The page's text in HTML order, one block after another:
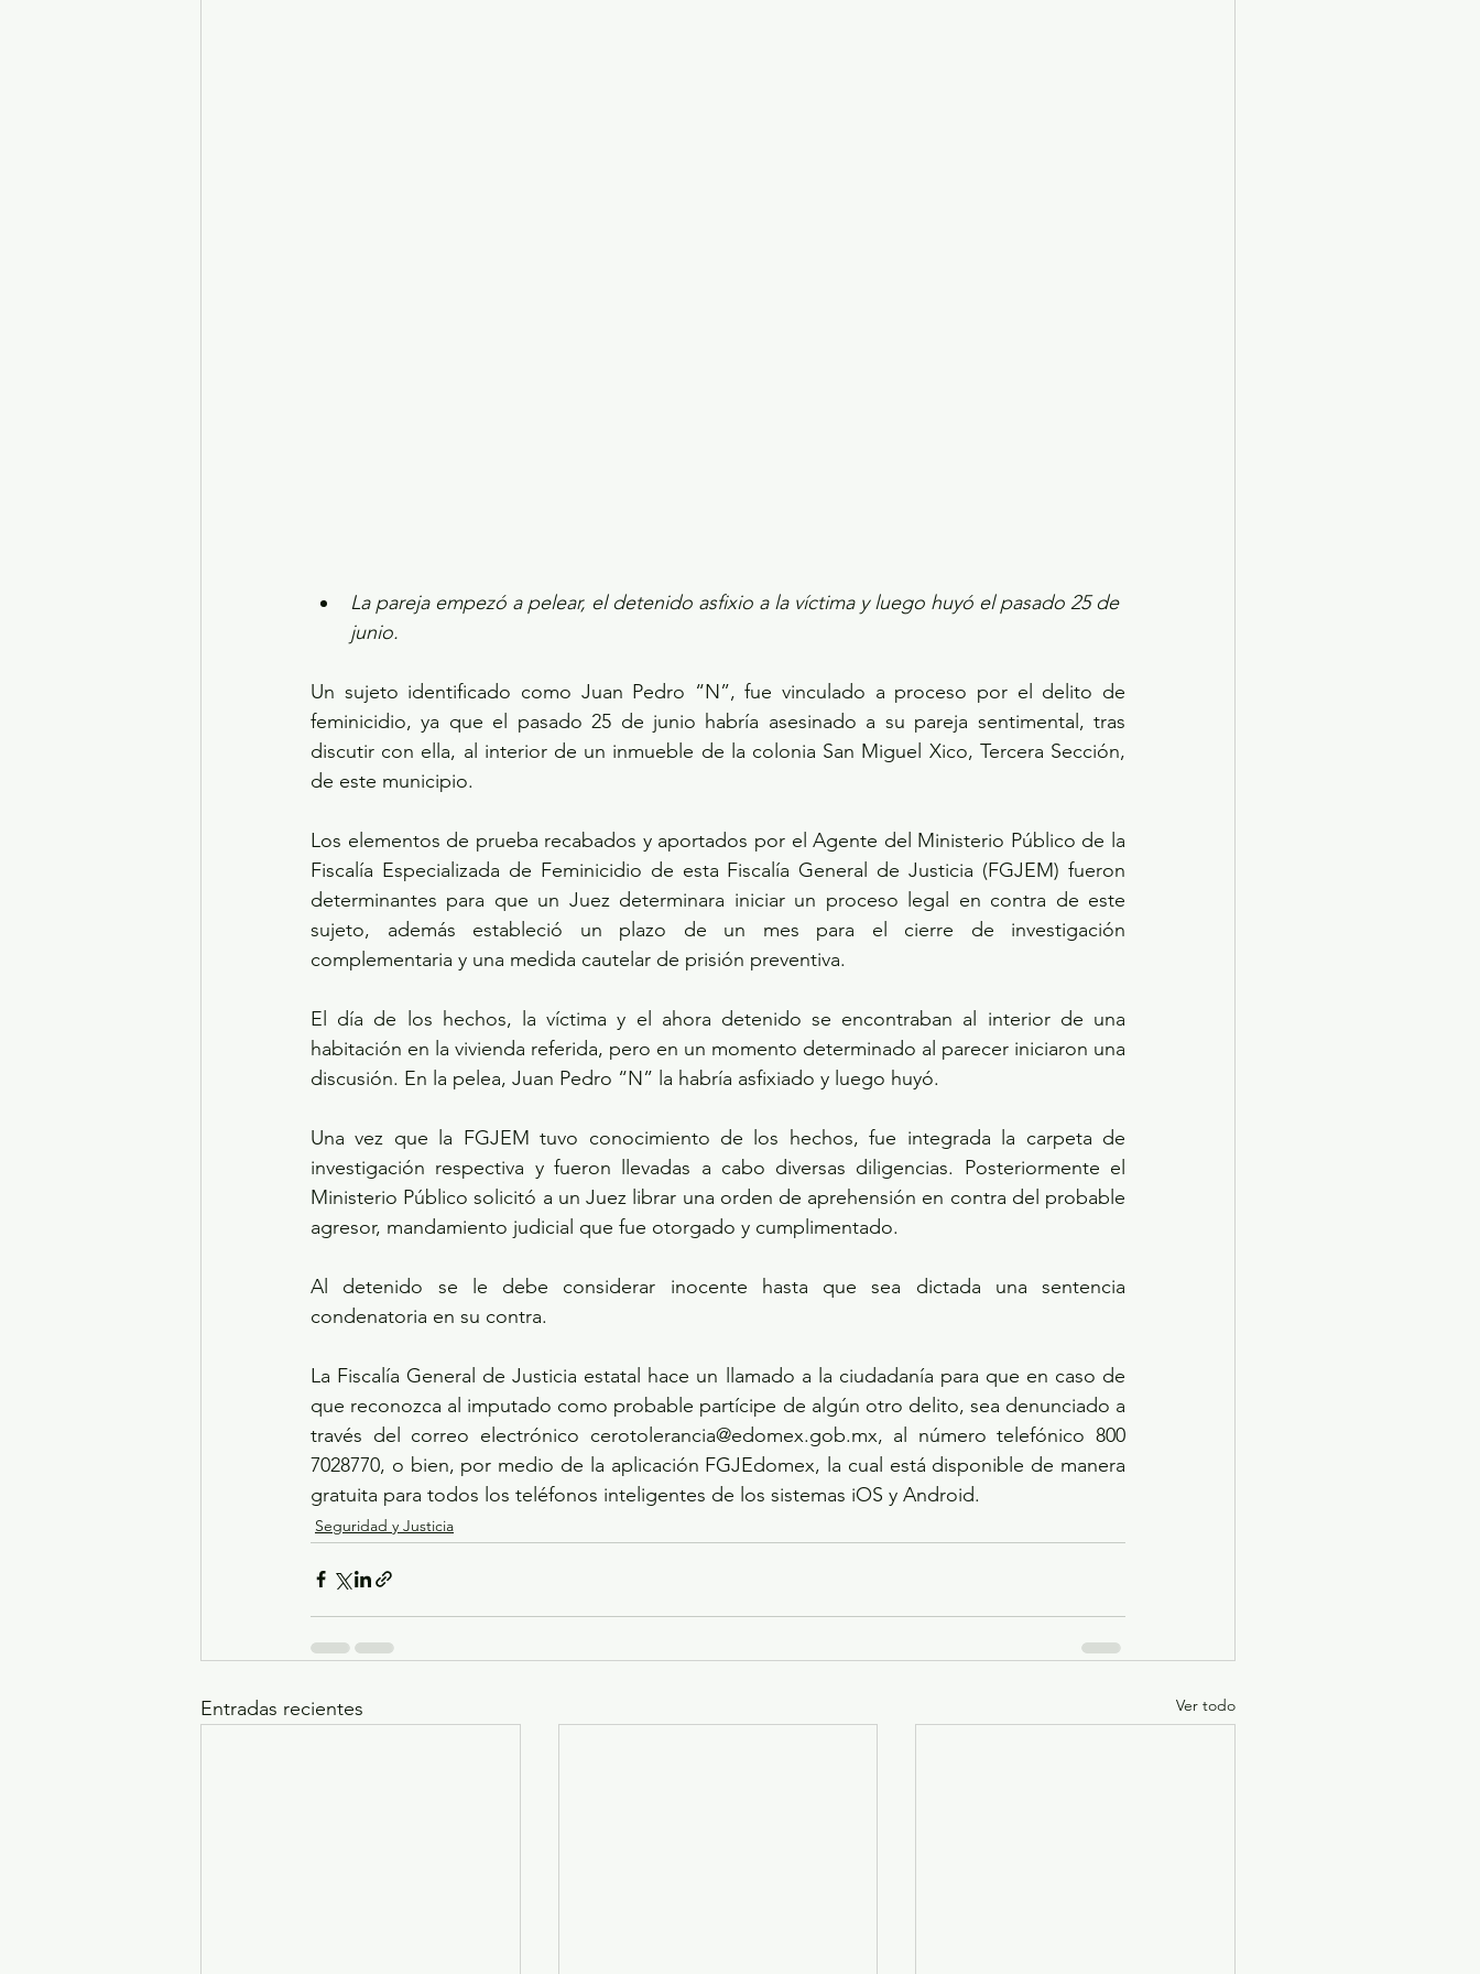
La pareja empezó a pelear, el detenido asfixio a la víctima y luego huyó el pasado 25 de
junio.
Un sujeto identificado como Juan Pedro “N”, fue vinculado a proceso por el delito de
feminicidio, ya que el pasado 25 de junio habría asesinado a su pareja sentimental, tras
discutir con ella, al interior de un inmueble de la colonia San Miguel Xico, Tercera Sección,
de este municipio.
Los elementos de prueba recabados y aportados por el Agente del Ministerio Público de la
Fiscalía Especializada de Feminicidio de esta Fiscalía General de Justicia (FGJEM) fueron
determinantes para que un Juez determinara iniciar un proceso legal en contra de este
sujeto, además estableció un plazo de un mes para el cierre de investigación
complementaria y una medida cautelar de prisión preventiva.
El día de los hechos, la víctima y el ahora detenido se encontraban al interior de una
habitación en la vivienda referida, pero en un momento determinado al parecer iniciaron una
discusión. En la pelea, Juan Pedro “N” la habría asfixiado y luego huyó.
Una vez que la FGJEM tuvo conocimiento de los hechos, fue integrada la carpeta de
investigación respectiva y fueron llevadas a cabo diversas diligencias. Posteriormente el
Ministerio Público solicitó a un Juez librar una orden de aprehensión en contra del probable
agresor, mandamiento judicial que fue otorgado y cumplimentado.
Al detenido se le debe considerar inocente hasta que sea dictada una sentencia
condenatoria en su contra.
La Fiscalía General de Justicia estatal hace un llamado a la ciudadanía para que en caso de
que reconozca al imputado como probable partícipe de algún otro delito, sea denunciado a
través del correo electrónico cerotolerancia@edomex.gob.mx, al número telefónico 800
7028770, o bien, por medio de la aplicación FGJEdomex, la cual está disponible de manera
gratuita para todos los teléfonos inteligentes de los sistemas iOS y Android.
Seguridad y Justicia
Entradas recientes Ver todo